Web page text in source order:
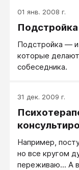
01 янв. 2008 г.
Подстройка
Подстройка —
которые
собеседника.
31 дек. 2009 г.
Например,
но все кругом
переживаю... А